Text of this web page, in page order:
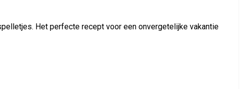
Het perfecte recept voor een onvergetelijke vakantie